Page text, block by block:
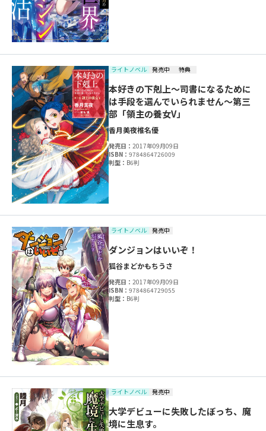
ライトノベル 発売中 特典
本好きの下剋上～司書になるために
は手段を選んでいられません～第三
部「領主の養女V」
香月美夜椎名優
発売日：2017年09月09日
ISBN：9784864726009
判型： B6判
ライトノベル 発売中
ダンジョンはいいぞ！
狐谷まどかもちうさ
発売日：2017年09月09日
ISBN：9784864729055
判型： B6判
ライトノベル 発売中
大学デビューに失敗したぼっち、魔
境に生息す。